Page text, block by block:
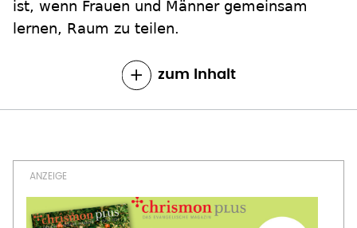
ist, wenn Frauen und Männer gemeinsam
lernen, Raum zu teilen.
zum Inhalt